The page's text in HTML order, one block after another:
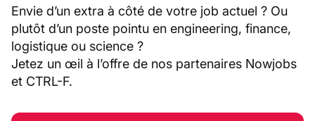
Envie d’un extra à côté de votre job actuel ? Ou
plutôt d’un poste pointu en engineering, finance,
logistique ou science ?
Jetez un œil à l’offre de nos partenaires Nowjobs
et CTRL-F.